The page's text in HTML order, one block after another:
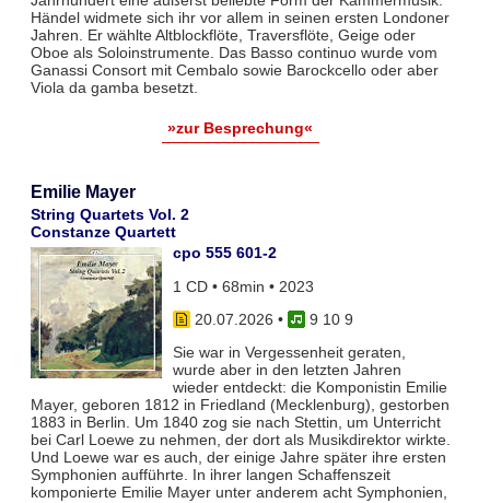
Händel widmete sich ihr vor allem in seinen ersten Londoner
Jahren. Er wählte Altblockflöte, Traversflöte, Geige oder
Oboe als Soloinstrumente. Das Basso continuo wurde vom
Ganassi Consort mit Cembalo sowie Barockcello oder aber
Viola da gamba besetzt.
»zur Besprechung«
Emilie Mayer
String Quartets Vol. 2
Constanze Quartett
cpo 555 601-2
1 CD • 68min • 2023
20.07.2026 •
9 10 9
Sie war in Vergessenheit geraten,
wurde aber in den letzten Jahren
wieder entdeckt: die Komponistin Emilie
Mayer, geboren 1812 in Friedland (Mecklenburg), gestorben
1883 in Berlin. Um 1840 zog sie nach Stettin, um Unterricht
bei Carl Loewe zu nehmen, der dort als Musikdirektor wirkte.
Und Loewe war es auch, der einige Jahre später ihre ersten
Symphonien aufführte. In ihrer langen Schaffenszeit
komponierte Emilie Mayer unter anderem acht Symphonien,